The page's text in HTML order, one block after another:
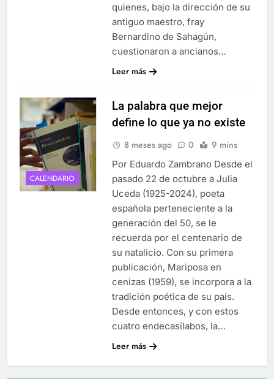
quienes, bajo la dirección de su
antiguo maestro, fray
Bernardino de Sahagún,
cuestionaron a ancianos…
Leer más
CALENDARIO
La palabra que mejor
define lo que ya no existe
8 meses ago 0 9 mins
Por Eduardo Zambrano Desde el
pasado 22 de octubre a Julia
Uceda (1925-2024), poeta
española perteneciente a la
generación del 50, se le
recuerda por el centenario de
su natalicio. Con su primera
publicación, Mariposa en
cenizas (1959), se incorpora a la
tradición poética de su país.
Desde entonces, y con estos
cuatro endecasílabos, la…
Leer más